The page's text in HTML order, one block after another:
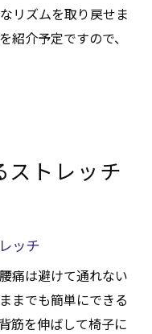
リズムを取り戻せま
紹介予定ですので、
ストレッチ
ッチ
痛は避けて通れない
までも簡単にできる
筋を伸ばして椅子に